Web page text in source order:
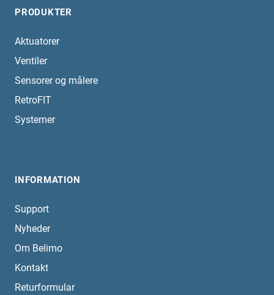
PRODUKTER
Aktuatorer
Ventiler
Sensorer og målere
RetroFIT
Systemer
INFORMATION
Support
Nyheder
Om Belimo
Kontakt
Returformular